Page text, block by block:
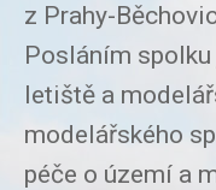
z Prahy-
Posláním
letiště a
modelářského
péče o území a